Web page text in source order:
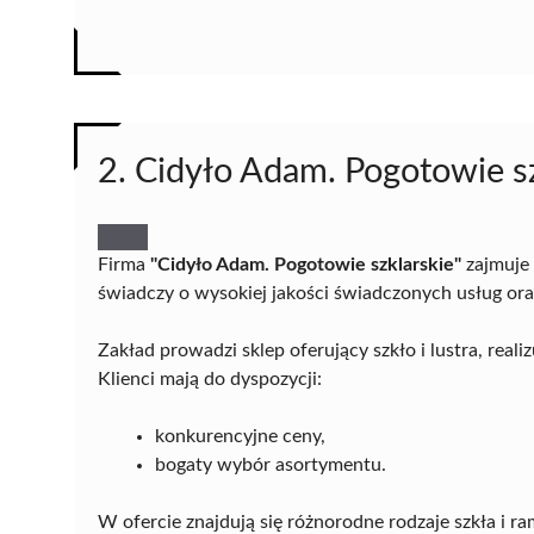
2. Cidyło Adam. Pogotowie
Firma "Cidyło Adam. Pogotowie szklarskie"
świadczy o wysokiej jakości świadczonych usług
Zakład prowadzi sklep oferujący szkło i lustra,
Klienci mają do dyspozycji:
konkurencyjne ceny,
bogaty wybór asortymentu.
W ofercie znajdują się różnorodne rodzaje szkła i